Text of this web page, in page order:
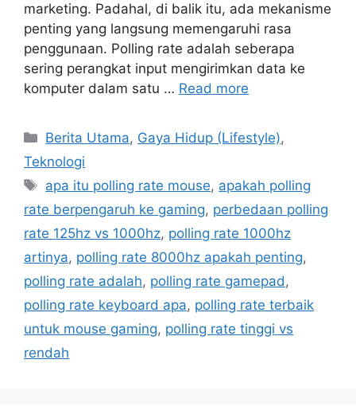
marketing. Padahal, di balik itu, ada mekanisme
penting yang langsung memengaruhi rasa
penggunaan. Polling rate adalah seberapa
sering perangkat input mengirimkan data ke
komputer dalam satu … Read more
C
a
e
g
o
r
i
s
Berita Utama, Gaya Hidup (Lifestyle),
Teknologi
T
a
s
apa itu polling rate mouse, apakah polling
rate berpengaruh ke gaming, perbedaan polling
rate 125hz vs 1000hz, polling rate 1000hz
artinya, polling rate 8000hz apakah penting,
polling rate adalah, polling rate gamepad,
polling rate keyboard apa, polling rate terbaik
untuk mouse gaming, polling rate tinggi vs
rendah